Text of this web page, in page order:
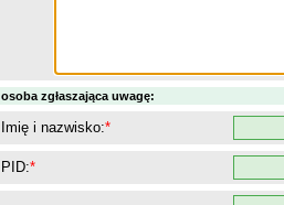
osoba zgłaszająca uwagę:
Imię i nazwisko:*
PID:*